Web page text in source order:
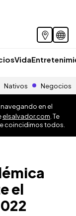
Vida
Nativos Negocios
navegando en el
elsalvador.com . Te
coincidimos todos.
el